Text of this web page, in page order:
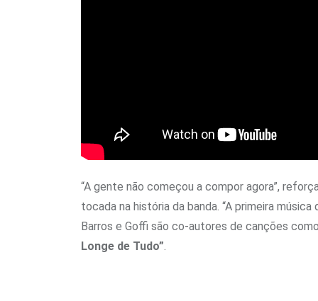
“A gente não começou a compor agora”,
tocada na história da banda. “A primeira
Barros e Goffi são co-autores de canções como
Longe de Tudo”